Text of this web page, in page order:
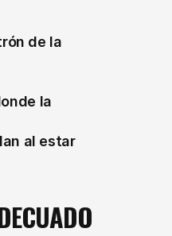
de la
la
al estar